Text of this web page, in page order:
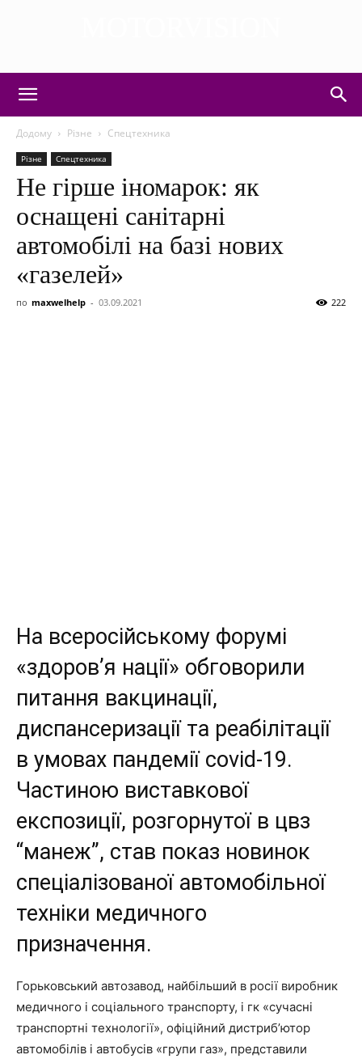
Додому Різне Спецтехника
Різне Спецтехника
Не гірше іномарок: як
оснащені санітарні
автомобілі на базі нових
«газелей»
по maxwelhelp - 03.09.2021 222
На всеросійському форумі
«здоров’я нації» обговорили
питання вакцинації,
диспансеризації та реабілітації
в умовах пандемії covid-19.
Частиною виставкової
експозиції, розгорнутої в цвз
“манеж”, став показ новинок
спеціалізованої автомобільної
техніки медичного
призначення.
Горьковський автозавод, найбільший в росії виробник
медичного і соціального транспорту, і гк «сучасні
транспортні технології», офіційний дистриб’ютор
автомобілів і автобусів «групи газ», представили